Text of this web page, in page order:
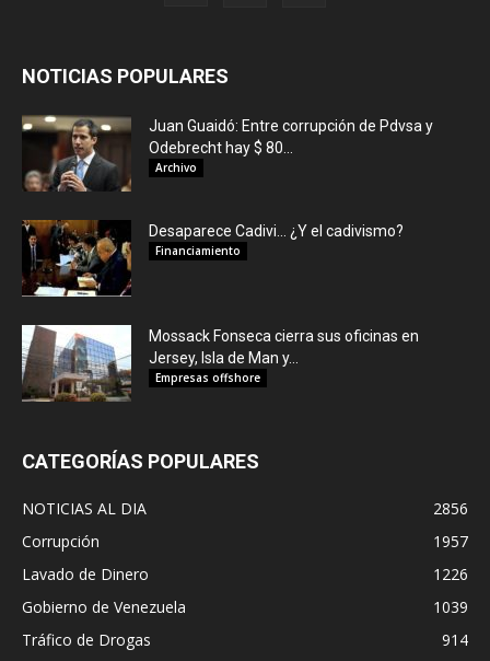
NOTICIAS POPULARES
Juan Guaidó: Entre corrupción de Pdvsa y
Odebrecht hay $ 80...
Archivo
Desaparece Cadivi… ¿Y el cadivismo?
Financiamiento
Mossack Fonseca cierra sus oficinas en
Jersey, Isla de Man y...
Empresas offshore
CATEGORÍAS POPULARES
NOTICIAS AL DIA
2856
Corrupción
1957
Lavado de Dinero
1226
Gobierno de Venezuela
1039
Tráfico de Drogas
914